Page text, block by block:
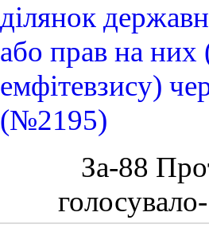
ділянок
або прав на них
емфітевзису)
(№2195)
За-88